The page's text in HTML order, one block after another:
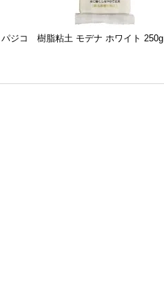
パジコ 樹脂粘土 モデナ ホワイト 250g